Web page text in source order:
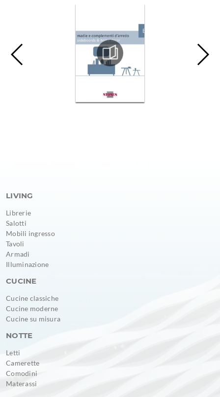
LIVING
Librerie
Salotti
Mobili ingresso
Tavoli
Armadi
Illuminazione
CUCINE
Cucine classiche
Cucine moderne
Cucine su misura
NOTTE
Letti
Camerette
Comodini
Materassi